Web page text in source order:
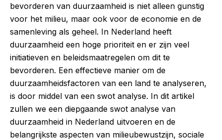
bevorderen van duurzaamheid is niet alleen gunstig
voor het milieu, maar ook voor de economie en de
samenleving als geheel. In Nederland heeft
duurzaamheid een hoge prioriteit en er zijn veel
initiatieven en beleidsmaatregelen om dit te
bevorderen. Een effectieve manier om de
duurzaamheidsfactoren van een land te analyseren,
is door middel van een swot analyse. In dit artikel
zullen we een diepgaande swot analyse van
duurzaamheid in Nederland uitvoeren en de
belangrijkste aspecten van milieubewustzijn, sociale